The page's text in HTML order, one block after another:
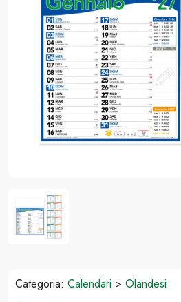
Categoria: Calendari > Olandesi